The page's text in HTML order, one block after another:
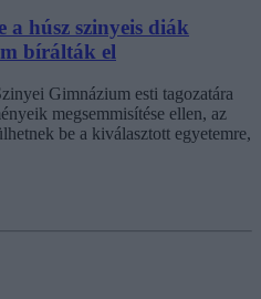
a húsz szinyeis diák
bírálták el
Gimnázium esti tagozatára
megsemmisítése ellen, az
be a kiválasztott egyetemre,